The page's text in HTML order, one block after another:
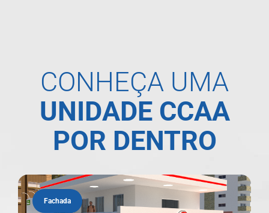
CONHEÇA UMA
UNIDADE CCAA
POR DENTRO
Fachada